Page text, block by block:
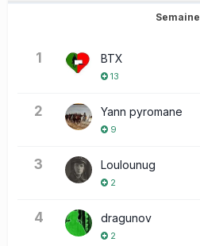
Semaine
1 BTX
13
2 Yann pyromane
9
3 Loulounug
2
4 dragunov
2